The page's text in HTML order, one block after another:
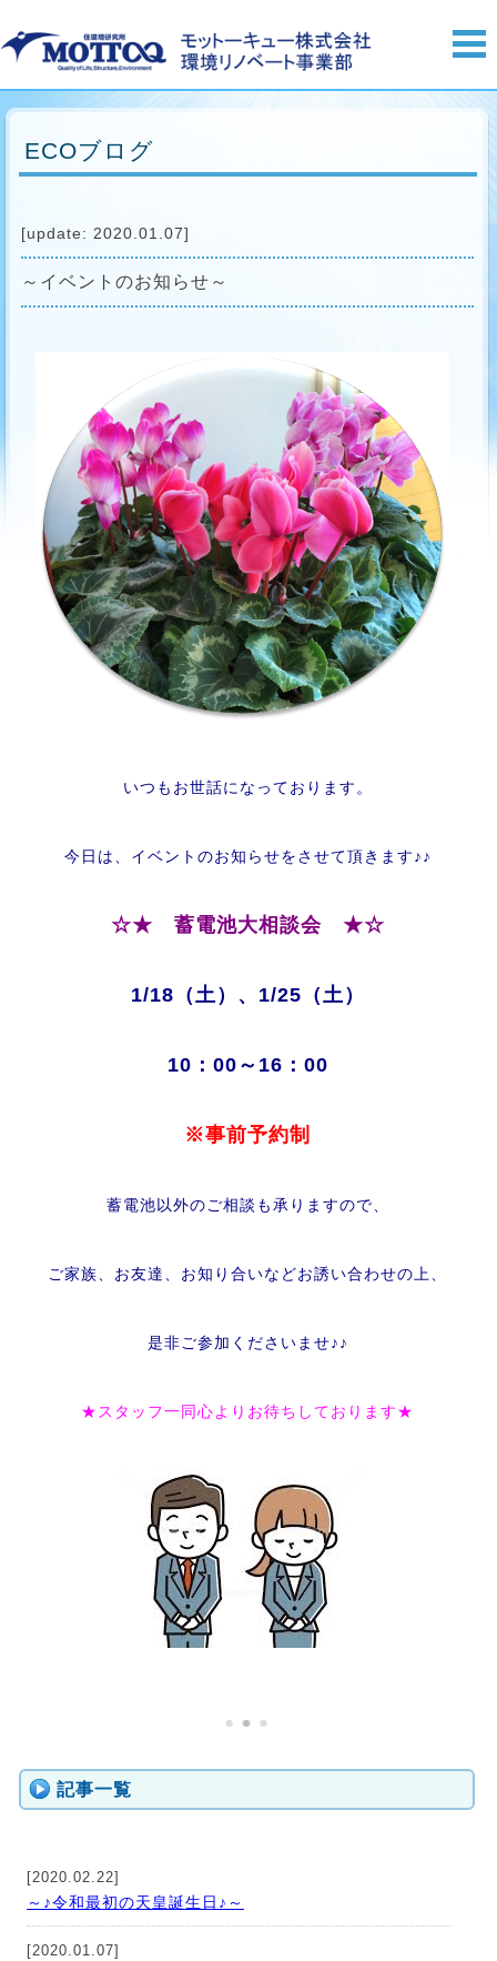
ECOブログ
[update: 2020.01.07]
～イベントのお知らせ～
いつもお世話になっております。
今日は、イベントのお知らせをさせて頂きます♪♪
☆★ 蓄電池大相談会 ★☆
1/18（土）、1/25（土）
10：00～16：00
※事前予約制
蓄電池以外のご相談も承りますので、
ご家族、お友達、お知り合いなどお誘い合わせの上、
是非ご参加くださいませ♪♪
★スタッフ一同心よりお待ちしております★
記事一覧
[2020.02.22]
～♪令和最初の天皇誕生日♪～
[2020.01.07]